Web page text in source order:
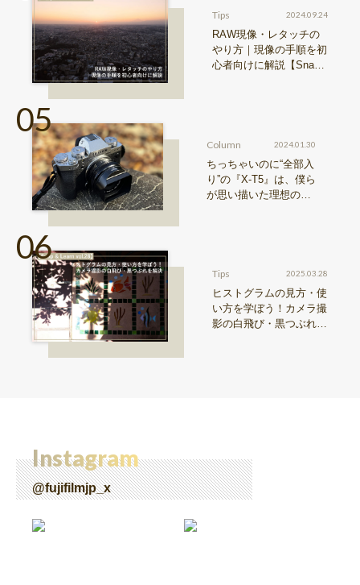
Tips 2024.09.24
RAW現像・レタッチの
やり方｜現像の手順を初
心者向けに解説【Snap
Column 2024.01.30
ちっちゃいのに“全部入
り”の『X-T5』は、僕ら
が思い描いた理想の写
Tips 2025.03.28
ヒストグラムの見方・使
い方を学ぼう！カメラ撮
影の白飛び・黒つぶれを
Instagram
@fujifilmjp_x